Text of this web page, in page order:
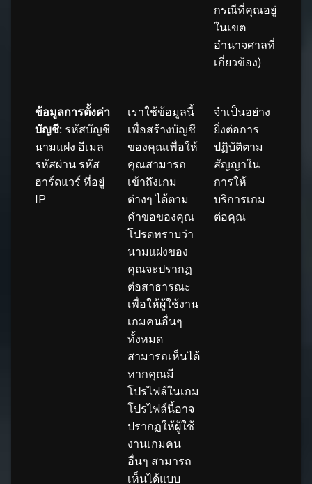
กรณีที่คุณอยู่
ในเขต
อำนาจศาลที่
เกี่ยวข้อง)
ข้อมูลการตั้งค่า
บัญชี: รหัสบัญชี
นามแฝง อีเมล
รหัสผ่าน รหัส
ฮาร์ดแวร์ ที่อยู่
IP
เราใช้ข้อมูลนี้
เพื่อสร้างบัญชี
ของคุณเพื่อให้
คุณสามารถ
เข้าถึงเกม
ต่างๆ ได้ตาม
คำขอของคุณ
โปรดทราบว่า
นามแฝงของ
คุณจะปรากฏ
ต่อสาธารณะ
เพื่อให้ผู้ใช้งาน
เกมคนอื่นๆ
ทั้งหมด
สามารถเห็นได้
หากคุณมี
โปรไฟล์ในเกม
โปรไฟล์นี้อาจ
ปรากฏให้ผู้ใช้
งานเกมคน
อื่นๆ สามารถ
เห็นได้แบบ
จำเป็นอย่าง
ยิ่งต่อการ
ปฏิบัติตาม
สัญญาใน
การให้
บริการเกม
ต่อคุณ